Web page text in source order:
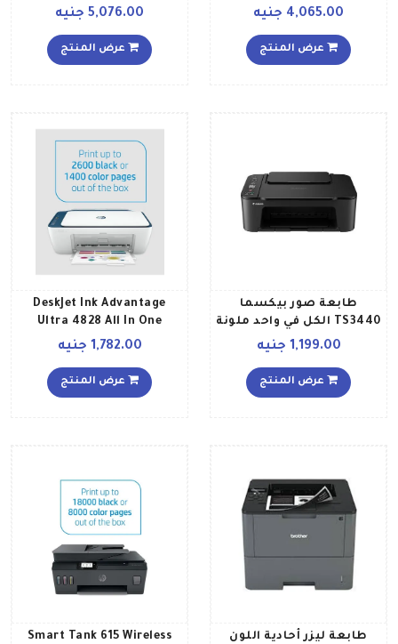
في الدقيقة لون أبيض طراز
222ملليمتر أبيض أسود
4,065.00 جنيه
عرض المنتج
الطباعة المسح الضوئي واي
5,076.00 جنيه
عرض المنتج
طابعة صور بيكسما
TS3440 الكل في واحد ملونة
ولاسكلية أسود
1,199.00 جنيه
عرض المنتج
DeskJet Ink Advantage
Ultra 4828 All In One
Printer Wireless Print Scan
Or 1400 Color Pages
WhiteBlue 25R76A Navy Blue
1,782.00 جنيه
عرض المنتج
طابعة ليزر أحادية اللون
Smart Tank 615 Wireless